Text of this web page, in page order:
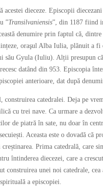
acestei dieceze. Episcopii
”Transilvaniensis”, din 1187 fiind
denumire prin faptul că, dintre
oraşul Alba Iulia, plănuit a fi
său Gyula (Iuliu). Alții presupun
datând din 953. Episcopia
anterioare, dat după
catedralei. Deja pe
cu trei nave. Ca urmare a
de piatră în sate, nu doar în
Aceasta este o dovadă că
Prima catedrală, care
întinderea diecezei, care a
unei noi catedrale, cea
a episcopiei.